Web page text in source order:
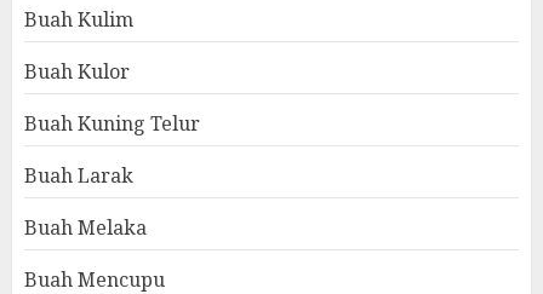
Buah Kulim
Buah Kulor
Buah Kuning Telur
Buah Larak
Buah Melaka
Buah Mencupu